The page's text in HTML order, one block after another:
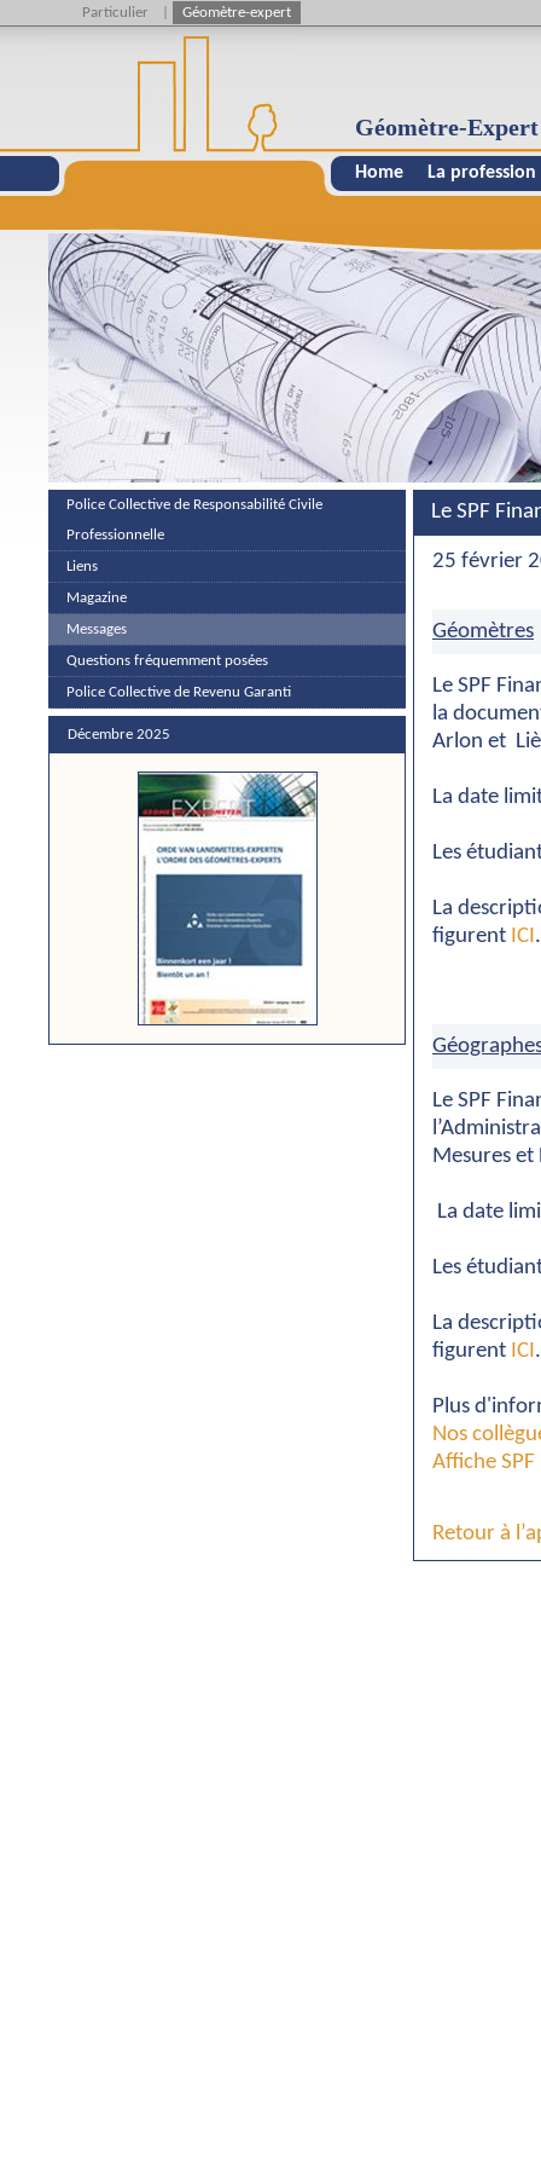
Géomètre-Expert
Home La profession
Police Collective de Responsabilité Civile
Professionnelle
Liens
Magazine
Messages
Questions fréquemment posées
Police Collective de Revenu Garanti
Décembre 2025
Le SPF
25 février
Géomètres
Le SPF
la
Arlon et
La date
Les
La
figurent ICI.
Le SPF
Mesures et
La date
Les
La
figurent ICI.
Plus
Nos
Affiche SPF
Retour à
Particulier Géomètre-expert